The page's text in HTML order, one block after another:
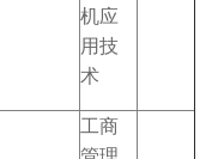
机应
用技
术
工商